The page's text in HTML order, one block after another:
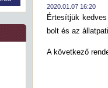
2020.01.07 16:20
Értesítjük
bolt és az
A következő